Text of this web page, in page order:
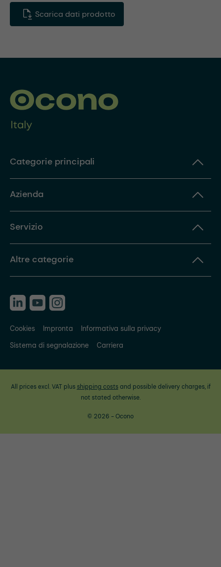
Scarica dati prodotto
Categorie principali
Azienda
Servizio
Altre categorie
Cookies Impronta
Informativa sulla privacy
Sistema di segnalazione
Carriera
All prices excl. VAT plus shipping costsand possible delivery charges, if
not stated otherwise.
© 2026 - Ocono